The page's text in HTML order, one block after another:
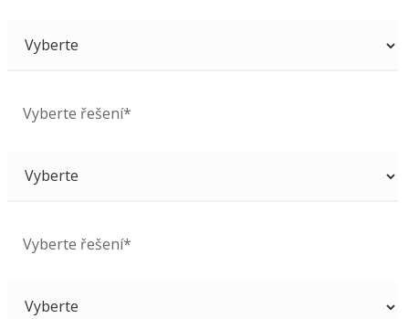
Vyberte řešení*
Vyberte řešení*